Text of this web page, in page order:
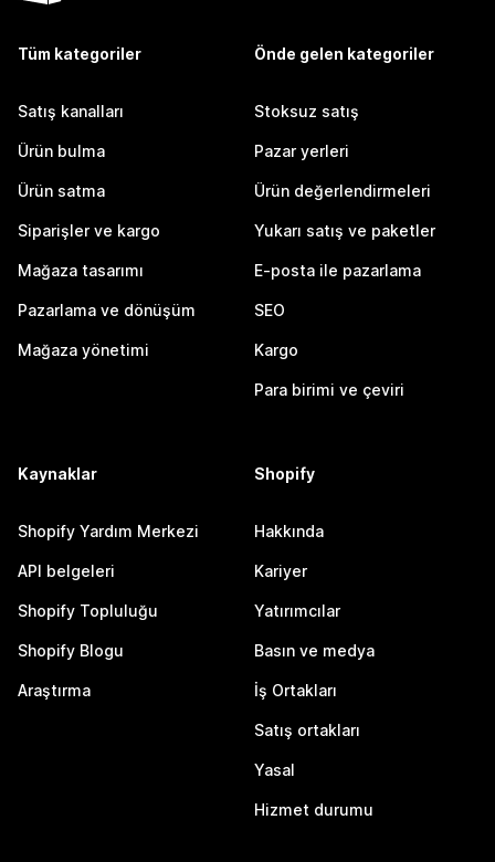
Tüm kategoriler
Satış kanalları
Ürün bulma
Ürün satma
Siparişler ve kargo
Mağaza tasarımı
Pazarlama ve dönüşüm
Mağaza yönetimi
Önde gelen kategoriler
Stoksuz satış
Pazar yerleri
Ürün değerlendirmeleri
Yukarı satış ve paketler
E-posta ile pazarlama
SEO
Kargo
Para birimi ve çeviri
Kaynaklar
Shopify Yardım Merkezi
API belgeleri
Shopify Topluluğu
Shopify Blogu
Araştırma
Shopify
Hakkında
Kariyer
Yatırımcılar
Basın ve medya
İş Ortakları
Satış ortakları
Yasal
Hizmet durumu